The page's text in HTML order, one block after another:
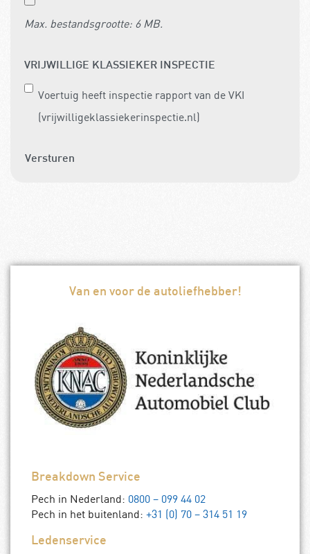
Max. bestandsgrootte: 6 MB.
VRIJWILLIGE KLASSIEKER INSPECTIE
Voertuig heeft inspectie rapport van de VKI
(vrijwilligeklassiekerinspectie.nl)
Versturen
Van en voor de autoliefhebber!
Breakdown Service
Pech in Nederland: 0800 – 099 44 02
Pech in het buitenland: +31 (0) 70 – 314 51 19
Ledenservice